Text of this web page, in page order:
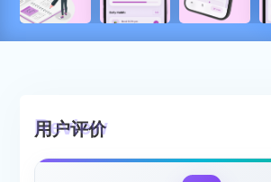
用户评价